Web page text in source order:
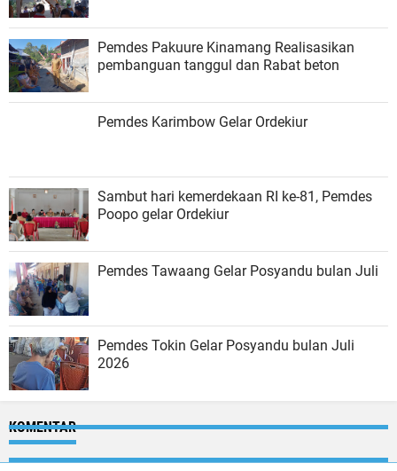
Pemdes Pakuure Kinamang Realisasikan
pembanguan tanggul dan Rabat beton
Pemdes Karimbow Gelar Ordekiur
Sambut hari kemerdekaan RI ke-81, Pemdes
Poopo gelar Ordekiur
Pemdes Tawaang Gelar Posyandu bulan Juli
Pemdes Tokin Gelar Posyandu bulan Juli
2026
KOMENTAR